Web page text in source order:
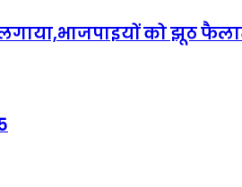
लगाया,भाजपाइयों को झूठ